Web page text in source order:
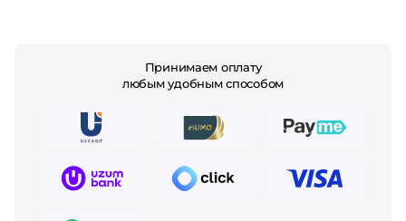
Принимаем оплату
любым удобным способом